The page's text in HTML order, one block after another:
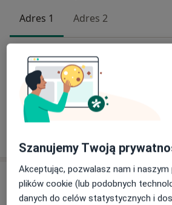
Adres 1 Adres 2
Konsultacja stomatologiczna
Szanujemy Twoją
Akceptując, pozwalasz nam i
plików cookie (lub podobnych
danych do celów statystycznych i